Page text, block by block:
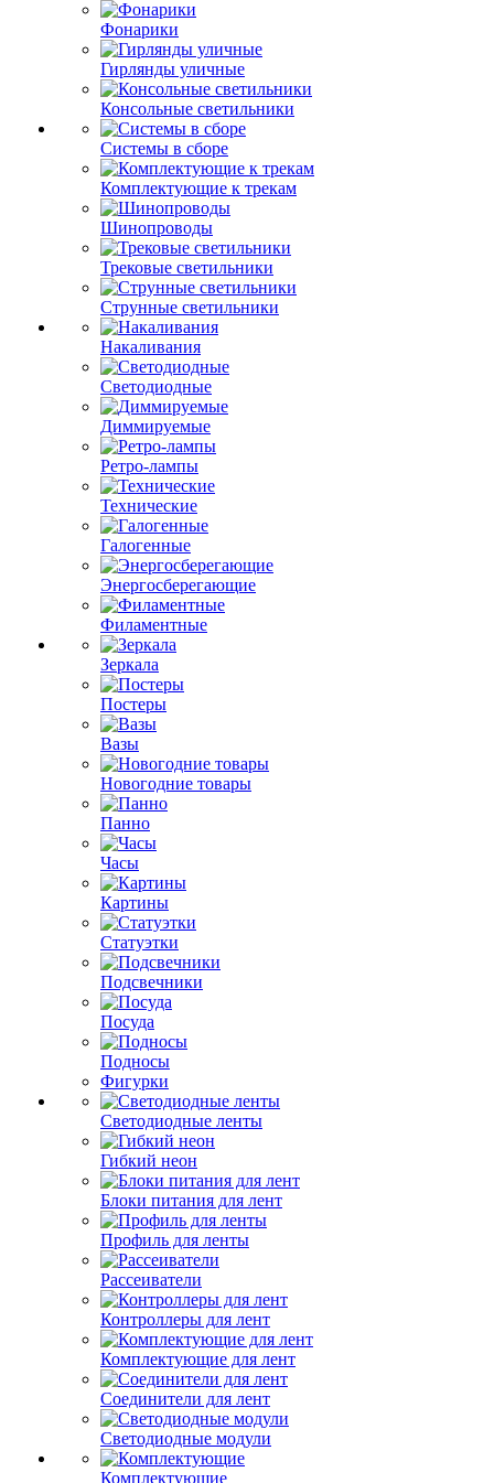
Фонарики
Гирлянды уличные
Консольные светильники
Системы в сборе
Комплектующие к трекам
Шинопроводы
Трековые светильники
Струнные светильники
Накаливания
Светодиодные
Диммируемые
Ретро-лампы
Технические
Галогенные
Энергосберегающие
Филаментные
Зеркала
Постеры
Вазы
Новогодние товары
Панно
Часы
Картины
Статуэтки
Подсвечники
Посуда
Подносы
Фигурки
Светодиодные ленты
Гибкий неон
Блоки питания для лент
Профиль для ленты
Рассеиватели
Контроллеры для лент
Комплектующие для лент
Соединители для лент
Светодиодные модули
Комплектующие